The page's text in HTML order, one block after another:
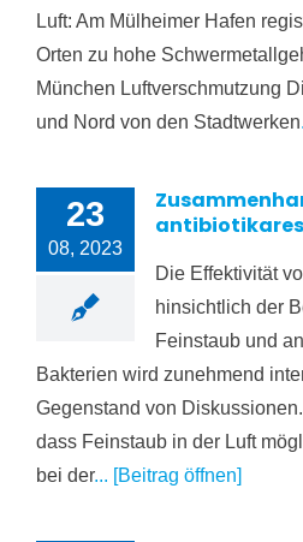
Luft: Am Mülheimer Hafen
Orten zu hohe
München Luftverschmutzung
und Nord von den Stadtwerken
23
08, 2023
Die Effektivität
hinsichtlich der
Feinstaub und
Bakterien wird zunehmend
Gegenstand von
dass Feinstaub in der Luft
bei der... [Beitrag öffnen]